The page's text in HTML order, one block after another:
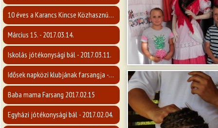
10 éves a Karancs Kincse Közhasznú Egyesület - 2017.04.07.
Március 15. - 2017.03.14.
Iskolás jótékonysági bál - 2017.03.11.
Idősek napközi klubjának farsangja - 2017.02.16.
Baba mama Farsang 2017.02.15
Egyházi jótékonysági bál - 2017.02.04.